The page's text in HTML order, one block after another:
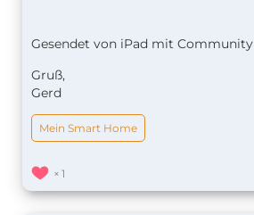
Gesendet von iPad mit Community
Gruß,
Gerd
Mein Smart Home
1